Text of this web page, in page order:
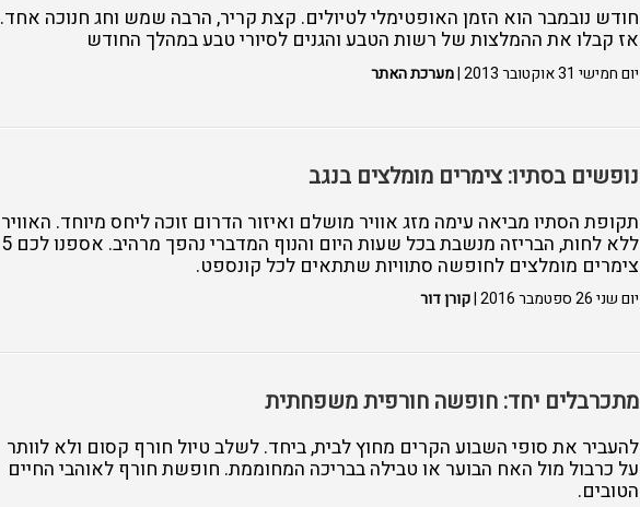
חודש נובמבר הוא הזמן האופטימלי לטיולים. קצת קריר, הרבה שמש וחג חנוכה אחד.
אז קבלו את ההמלצות של רשות הטבע והגנים לסיורי טבע במהלך החודש
יום חמישי 31 אוקטובר 2013 | מערכת האתר
נופשים בסתיו: צימרים מומלצים בנגב
תקופת הסתיו מביאה עימה מזג אוויר מושלם ואיזור הדרום זוכה ליחס מיוחד. האוויר
ללא לחות, הבריזה מנשבת בכל שעות היום והנוף המדברי נהפך מרהיב. אספנו לכם 5
צימרים מומלצים לחופשה סתוויות שתתאים לכל קונספט.
יום שני 26 ספטמבר 2016 | קורן דור
מתכרבלים יחד: חופשה חורפית משפחתית
להעביר את סופי השבוע הקרים מחוץ לבית, ביחד. לשלב טיול חורף קסום ולא לוותר
על כרבול מול האח הבוער או טבילה בבריכה המחוממת. חופשת חורף לאוהבי החיים
הטובים.